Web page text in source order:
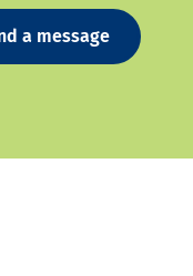
a message